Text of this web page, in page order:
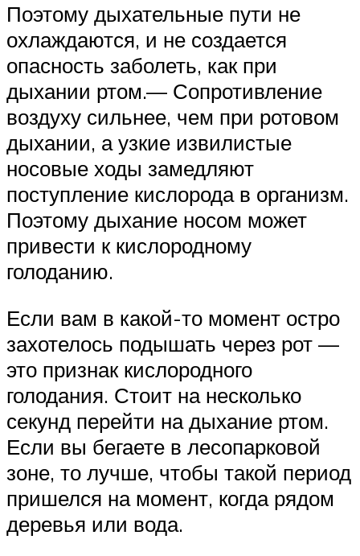
Поэтому дыхательные пути не
охлаждаются, и не создается
опасность заболеть, как при
дыхании ртом.— Сопротивление
воздуху сильнее, чем при ротовом
дыхании, а узкие извилистые
носовые ходы замедляют
поступление кислорода в организм.
Поэтому дыхание носом может
привести к кислородному
голоданию.
Если вам в какой-то момент остро
захотелось подышать через рот —
это признак кислородного
голодания. Стоит на несколько
секунд перейти на дыхание ртом.
Если вы бегаете в лесопарковой
зоне, то лучше, чтобы такой период
пришелся на момент, когда рядом
деревья или вода.